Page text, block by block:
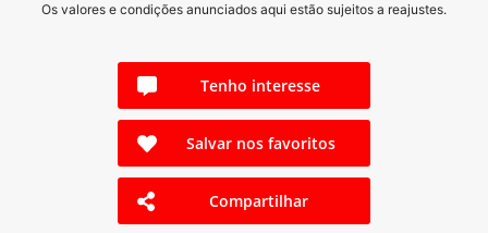
Os valores e condições anunciados aqui estão sujeitos a reajustes.
Tenho interesse
Salvar nos favoritos
Compartilhar